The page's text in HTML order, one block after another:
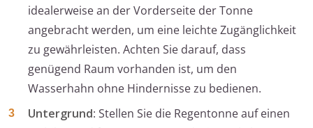
idealerweise an der Vorderseite der Tonne
angebracht werden, um eine leichte Zugänglichkeit
zu gewährleisten. Achten Sie darauf, dass
genügend Raum vorhanden ist, um den
Wasserhahn ohne Hindernisse zu bedienen.
Untergrund: Stellen Sie die Regentonne auf einen